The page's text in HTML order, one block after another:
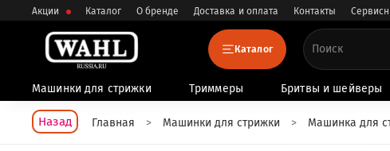
Акции Каталог О бренде Доставка и оплата Контакты
Каталог
Машинки для стрижки Триммеры Бритвы и шейверы
Назад Главная Машинки для стрижки Машинка для